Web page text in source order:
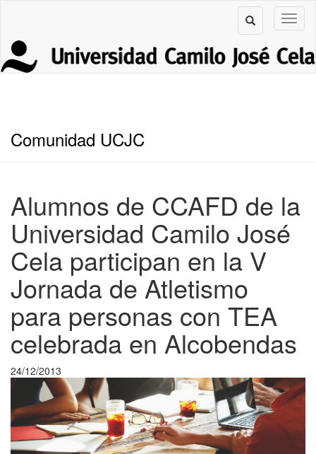
Comunidad UCJC
Alumnos de CCAFD de la
Universidad Camilo José
Cela participan en la V
Jornada de Atletismo
para personas con TEA
celebrada en Alcobendas
24/12/2013